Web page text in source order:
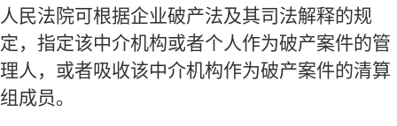
人民法院可根据企业破产法及其司法解释的规
定，指定该中介机构或者个人作为破产案件的管
理人，或者吸收该中介机构作为破产案件的清算
组成员。